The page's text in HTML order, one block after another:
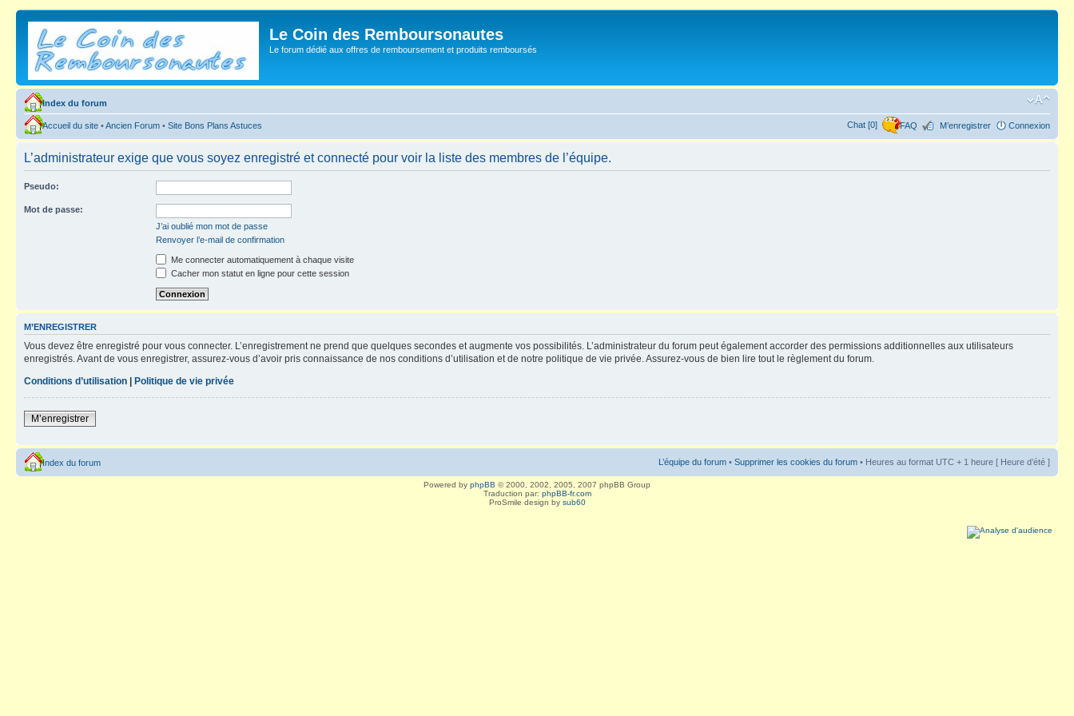
Le Coin des Remboursonautes
Le forum dédié aux offres de remboursement et produits remboursés
Index du forum
Accueil du site •Ancien Forum • Site Bons Plans Astuces Chat [0] FAQ M’enregistrer Connexion
L’administrateur exige que vous soyez enregistré et connecté pour voir la liste des membres de l’équipe.
Pseudo:
Mot de passe:
J’ai oublié mon mot de passe
Renvoyer l’e-mail de confirmation
Me connecter automatiquement à chaque visite
Cacher mon statut en ligne pour cette session
M’ENREGISTRER
Vous devez être enregistré pour vous connecter. L’enregistrement ne prend que quelques secondes et augmente vos possibilités. L’administrateur du forum peut également accorder des permissions additionnelles aux utilisateurs
enregistrés. Avant de vous enregistrer, assurez-vous d’avoir pris connaissance de nos conditions d’utilisation et de notre politique de vie privée. Assurez-vous de bien lire tout le règlement du forum.
Conditions d’utilisation | Politique de vie privée
M’enregistrer
Index du forum L’équipe du forum • Supprimer les cookies du forum • Heures au format UTC + 1 heure [ Heure d’été ]
Powered by phpBB © 2000, 2002, 2005, 2007 phpBB Group
Traduction par: phpBB-fr.com
ProSmile design by sub60